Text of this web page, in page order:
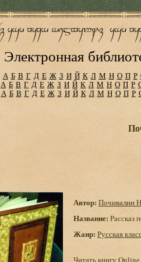
Электронная
А Б В Г Д Е Ж З И Й К Л М Н О П Р
А Б В Г Д Е Ж З И Й К Л М Н О П Р
А Б В Г Д Е Ж З И Й К Л М Н О П Р
Автор: Почивалин
Название: Рассказ
Жанр: Русская
Читать книгу Online